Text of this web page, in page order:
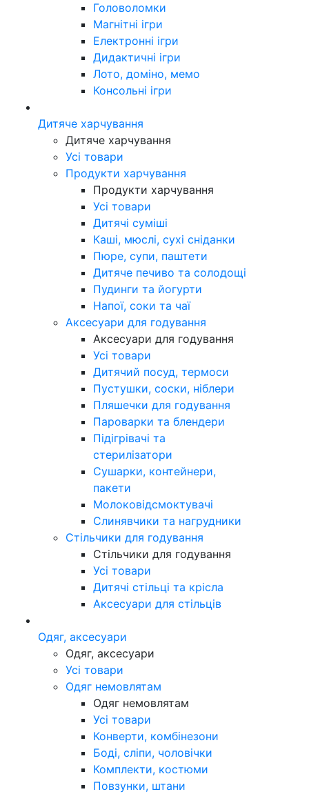
Головоломки
Магнітні ігри
Електронні ігри
Дидактичні ігри
Лото, доміно, мемо
Консольні ігри
Дитяче харчування
Дитяче харчування
Усі товари
Продукти харчування
Продукти харчування
Усі товари
Дитячі суміші
Каші, мюслі, сухі сніданки
Пюре, супи, паштети
Дитяче печиво та солодощі
Пудинги та йогурти
Напої, соки та чаї
Аксесуари для годування
Аксесуари для годування
Усі товари
Дитячий посуд, термоси
Пустушки, соски, ніблери
Пляшечки для годування
Пароварки та блендери
Підігрівачі та
стерилізатори
Сушарки, контейнери,
пакети
Молоковідсмоктувачі
Слинявчики та нагрудники
Стільчики для годування
Стільчики для годування
Усі товари
Дитячі стільці та крісла
Аксесуари для стільців
Одяг, аксесуари
Одяг, аксесуари
Усі товари
Одяг немовлятам
Одяг немовлятам
Усі товари
Конверти, комбінезони
Боді, сліпи, чоловічки
Комплекти, костюми
Повзунки, штани